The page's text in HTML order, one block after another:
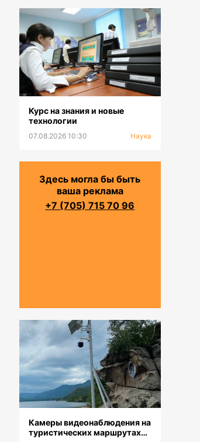
Курс на знания и новые
технологии
07.08.2026 10:30 Наука
Здесь могла бы быть
ваша реклама
+7 (705) 715 70 96
Камеры видеонаблюдения на
туристических маршрутах